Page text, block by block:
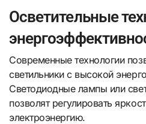
Осветительные
Современные технологии
светильники с высокой
Светодиодные лампы или
позволят регулировать
электроэнергию.